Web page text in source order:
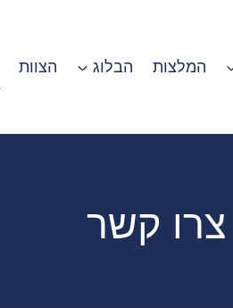
המלצות הבלוג הצוות
צרו קשר